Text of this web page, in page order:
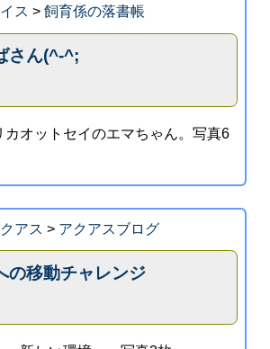
ス > 飼育係の落書帳
さん(^-^;
オットセイのエマちゃん。写真6
アス > アクアスブログ
の移動チャレンジ